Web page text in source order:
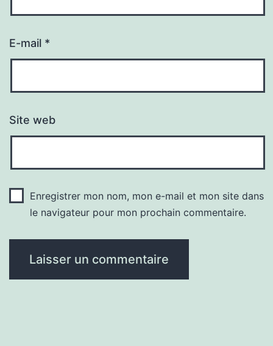
E-mail *
Site web
Enregistrer mon nom, mon e-mail et mon site dans
le navigateur pour mon prochain commentaire.